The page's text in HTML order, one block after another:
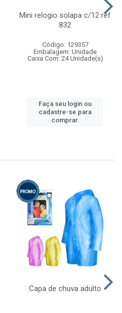
Mini relogio solapa c/12 ref
832
Código: 129357
Embalagem: Unidade
Caixa Com: 24 Unidade(s)
Faça seu login ou
cadastre-se para
comprar.
Capa de chuva adulto